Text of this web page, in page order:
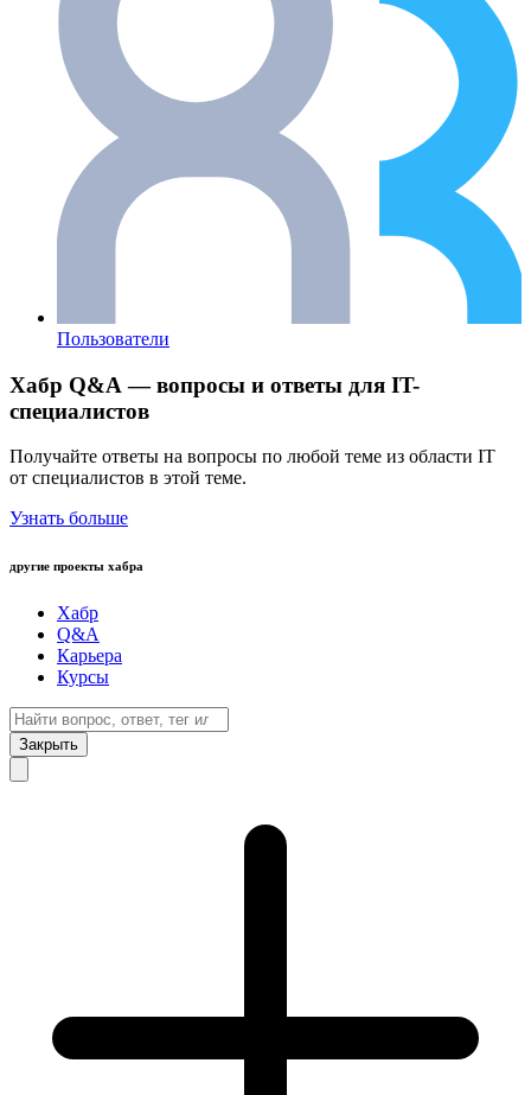
Пользователи
Хабр Q&A — вопросы и ответы для IT-
специалистов
Получайте ответы на вопросы по любой теме из области IT
от специалистов в этой теме.
Узнать больше
другие проекты хабра
Хабр
Q&A
Карьера
Курсы
Закрыть